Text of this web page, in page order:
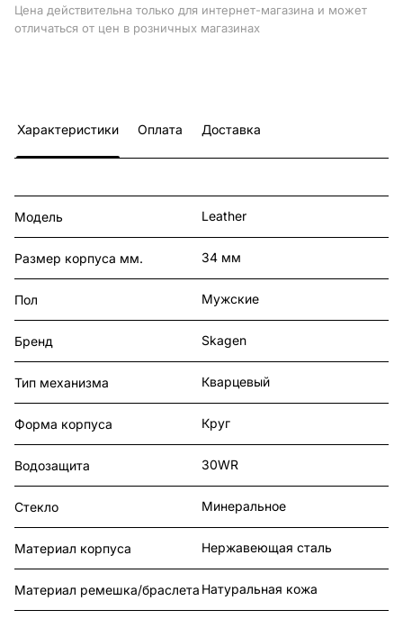
Цена действительна только для интернет-магазина и может
отличаться от цен в розничных магазинах
Характеристики Оплата Доставка
Модель Leather
Размер корпуса мм. 34 мм
Пол Мужские
Бренд Skagen
Тип механизма Кварцевый
Форма корпуса Круг
Водозащита 30WR
Стекло Минеральное
Материал корпуса Нержавеющая сталь
Материал ремешка/браслета Натуральная кожа